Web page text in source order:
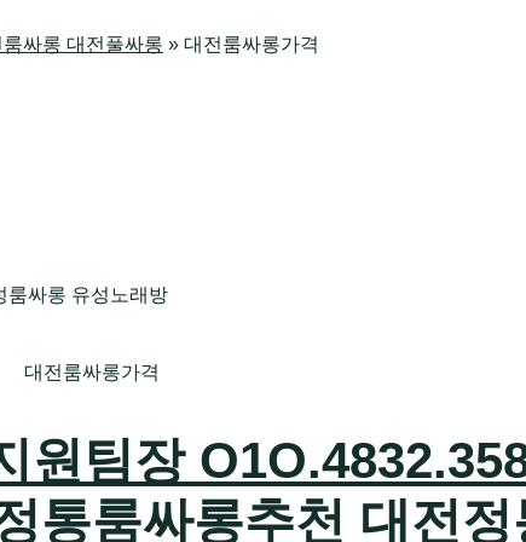
싸롱 대전풀싸롱 » 대전룸싸롱가격
대전룸싸롱가격
원팀장
통룸싸롱추천 대전정